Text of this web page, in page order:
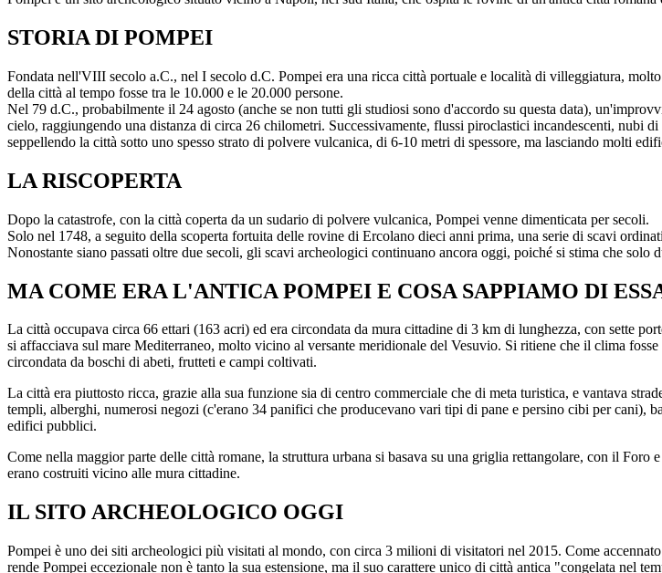
STORIA DI POMPEI
Fondata nell'VIII secolo a.C., nel I secolo d.C. Pompei era una ricca città portuale e località di villeggiatura,
della città al tempo fosse tra le 10.000 e le 20.000 persone.
Nel 79 d.C., probabilmente il 24 agosto (anche se non tutti gli studiosi sono d'accordo su questa data),
cielo, raggiungendo una distanza di circa 26 chilometri. Successivamente, flussi piroclastici incandescenti, nubi
seppellendo la città sotto uno spesso strato di polvere vulcanica, di 6-10 metri di spessore, ma lasciando molti
LA RISCOPERTA
Dopo la catastrofe, con la città coperta da un sudario di polvere vulcanica, Pompei venne dimenticata per secoli.
Solo nel 1748, a seguito della scoperta fortuita delle rovine di Ercolano dieci anni prima, una serie di scavi
Nonostante siano passati oltre due secoli, gli scavi archeologici continuano ancora oggi, poiché si stima che
MA COME ERA L'ANTICA POMPEI E COSA SAPPIAMO DI
La città occupava circa 66 ettari (163 acri) ed era circondata da mura cittadine di 3 km di lunghezza, con sette
si affacciava sul mare Mediterraneo, molto vicino al versante meridionale del Vesuvio. Si ritiene che il clima
circondata da boschi di abeti, frutteti e campi coltivati.
La città era piuttosto ricca, grazie alla sua funzione sia di centro commerciale che di meta turistica, e vantava
templi, alberghi, numerosi negozi (c'erano 34 panifici che producevano vari tipi di pane e persino cibi per
edifici pubblici.
Come nella maggior parte delle città romane, la struttura urbana si basava su una griglia rettangolare, con il
erano costruiti vicino alle mura cittadine.
IL SITO ARCHEOLOGICO OGGI
Pompei è uno dei siti archeologici più visitati al mondo, con circa 3 milioni di visitatori nel 2015. Come
rende Pompei eccezionale non è tanto la sua estensione, ma il suo carattere unico di città antica "congelata nel